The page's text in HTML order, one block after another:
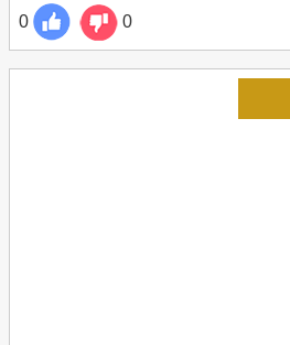
0
0